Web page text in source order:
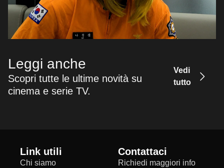
Leggi anche
Scopri tutte le ultime novità su
cinema e serie TV.
Vedi
tutto
Link utili
Chi siamo
Contattaci
Richiedi maggiori info